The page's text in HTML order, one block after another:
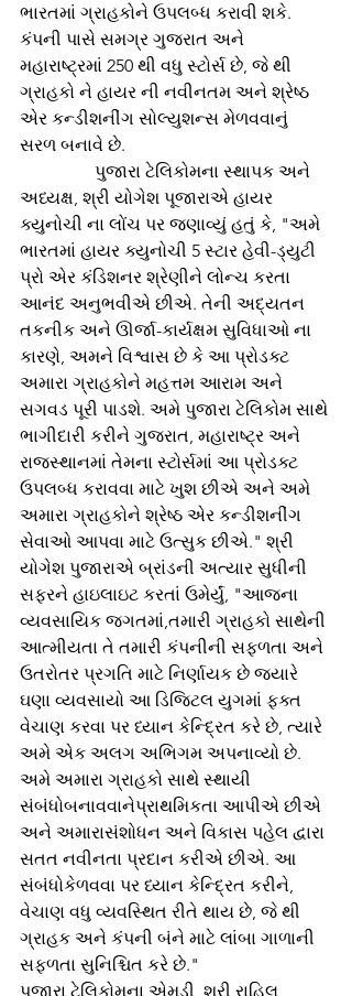
ભારતમાં ગ્રાહકોને ઉપલબ્ધ કરાવી શકે.
કંપની પાસે સમગ્ર ગુજરાત અને
મહારાષ્ટ્રમાં 250 થી વધુ સ્ટોર્સ છે, જે થી
ગ્રાહકો ને હાયર ની નવીનતમ અને શ્રેષ્ઠ
એર કન્ડીશનીંગ સોલ્યુશન્સ મેળવવાનું
સરળ બનાવે છે.
અધ્યક્ષ, શ્રી યોગેશ પૂજારાએ હાયર
ક્યુનોચી ના લોંચ પર જણાવ્યું હતું કે, "અમે
ભારતમાં હાયર ક્યુનોચી 5 સ્ટાર હેવી-ડ્યુટી
પ્રો એર કંડિશનર શ્રેણીને લોન્ચ કરતા
આનંદ અનુભવીએ છીએ. તેની અદ્યતન
તકનીક અને ઊર્જા-કાર્યક્ષમ સુવિધાઓ ના
કારણે, અમને વિશ્વાસ છે કે આ પ્રોડક્ટ
અમારા ગ્રાહકોને મહત્તમ આરામ અને
સગવડ પૂરી પાડશે. અમે પુજારા ટેલિકોમ સાથે
ભાગીદારી કરીને ગુજરાત, મહારાષ્ટ્ર અને
રાજસ્થાનમાં તેમના સ્ટોર્સમાં આ પ્રોડક્ટ
ઉપલબ્ધ કરાવવા માટે ખુશ છીએ અને અમે
અમારા ગ્રાહકોને શ્રેષ્ઠ એર કન્ડીશનીંગ
સેવાઓ આપવા માટે ઉત્સુક છીએ." શ્રી
યોગેશ પુજારાએ બ્રાંડની અત્યાર સુધીની
સફરને હાઇલાઇટ કરતાં ઉમેર્યું, "આજના
વ્યવસાયિક જગતમાં,તમારી ગ્રાહકો સાથેની
આત્મીયતા તે તમારી કંપનીની સફળતા અને
ઉતરોતર પ્રગતિ માટે નિર્ણાયક છે જ્યારે
ઘણા વ્યવસાયો આ ડિજિટલ યુગમાં ફક્ત
વેચાણ કરવા પર ધ્યાન કેન્દ્રિત કરે છે, ત્યારે
અમે એક અલગ અભિગમ અપનાવ્યો છે.
અમે અમારા ગ્રાહકો સાથે સ્થાયી
સંબંધોબનાવવાનેપ્રાથમિકતા આપીએ છીએ
અને અમારાસંશોધન અને વિકાસ પહેલ દ્વારા
સતત નવીનતા પ્રદાન કરીએ છીએ. આ
સંબંધોકેળવવા પર ધ્યાન કેન્દ્રિત કરીને,
વેચાણ વધુ વ્યવસ્થિત રીતે થાય છે, જે થી
ગ્રાહક અને કંપની બંને માટે લાંબા ગાળાની
સફળતા સુનિશ્ચિત કરે છે."
પુજારા ટેલિકોમના એમડી, શ્રી રાહિલ